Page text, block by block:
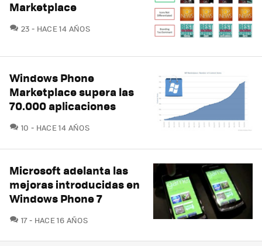
Marketplace
23 COMENTARIOS
HACE 14 AÑOS
Windows Phone
Marketplace supera las
70.000 aplicaciones
10 COMENTARIOS
HACE 14 AÑOS
Microsoft adelanta las
mejoras introducidas en
Windows Phone 7
17COMENTARIOS
HACE 16 AÑOS